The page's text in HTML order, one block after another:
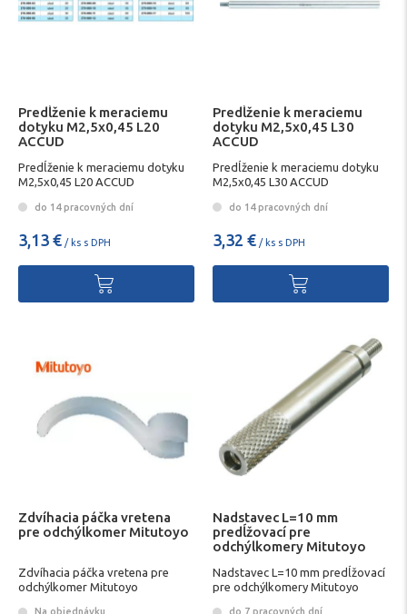
Predĺženie k meraciemu
dotyku M2,5x0,45 L20
ACCUD
Predĺženie k meraciemu dotyku
M2,5x0,45 L20 ACCUD
do 14 pracovných dní
3,13 € / ks s DPH
Predĺženie k meraciemu
dotyku M2,5x0,45 L30
ACCUD
Predĺženie k meraciemu dotyku
M2,5x0,45 L30 ACCUD
do 14 pracovných dní
3,32 € / ks s DPH
Zdvíhacia páčka vretena
pre odchýlkomer Mitutoyo
Zdvíhacia páčka vretena pre
odchýlkomer Mitutoyo
Na objednávku
Nadstavec L=10 mm
predĺžovací pre
odchýlkomery Mitutoyo
Nadstavec L=10 mm predĺžovací
pre odchýlkomery Mitutoyo
do 7 pracovných dní